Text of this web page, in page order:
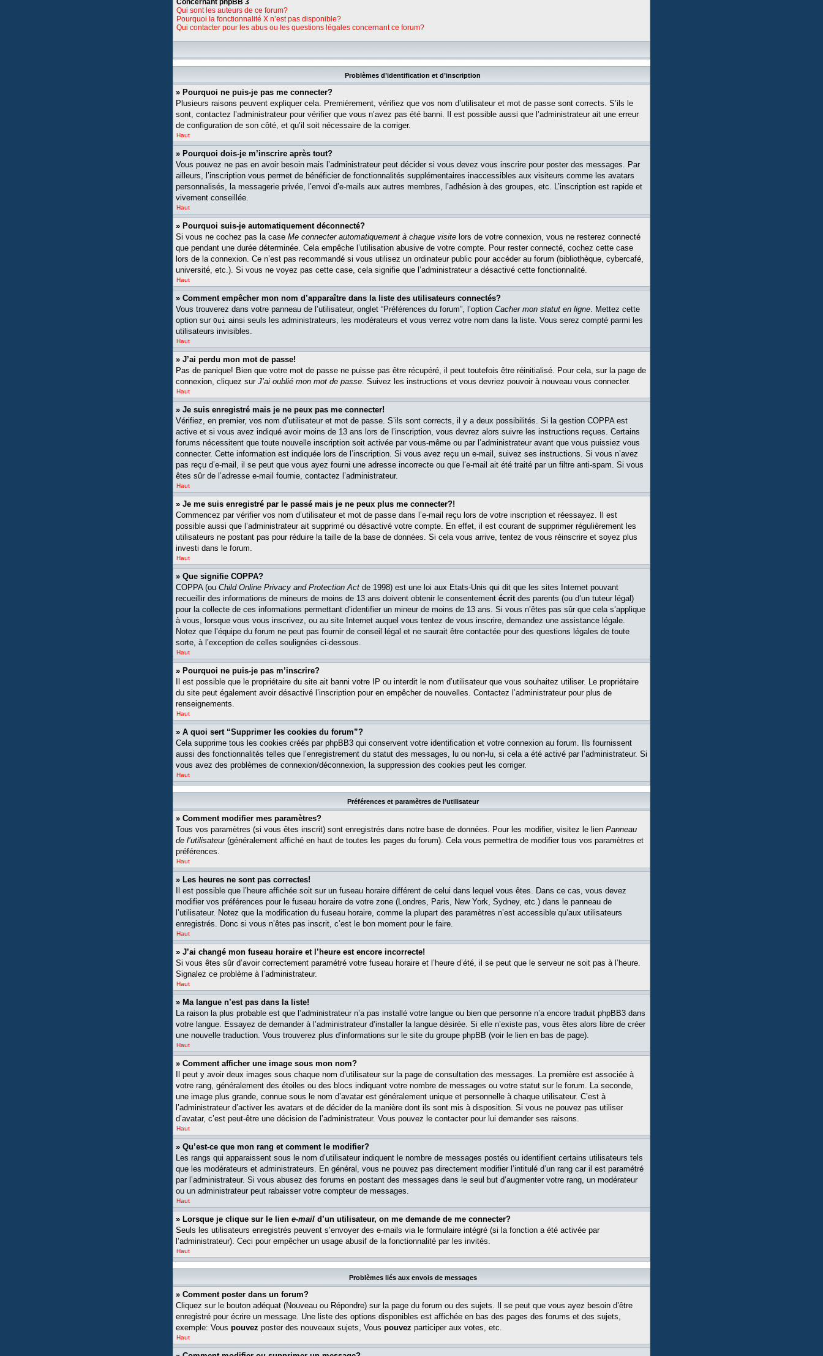
Concernant phpBB 3
Qui sont les auteurs de ce forum?
Pourquoi la fonctionnalité X n’est pas disponible?
Qui contacter pour les abus ou les questions légales concernant ce forum?
Problèmes d’identification et d’inscription
» Pourquoi ne puis-je pas me connecter?
Plusieurs raisons peuvent expliquer cela. Premièrement, vérifiez que vos nom d’utilisateur et mot de passe sont corrects. S’ils le
sont, contactez l’administrateur pour vérifier que vous n’avez pas été banni. Il est possible aussi que l’administrateur ait une erreur
de configuration de son côté, et qu’il soit nécessaire de la corriger.
Haut
» Pourquoi dois-je m’inscrire après tout?
Vous pouvez ne pas en avoir besoin mais l’administrateur peut décider si vous devez vous inscrire pour poster des messages. Par
ailleurs, l’inscription vous permet de bénéficier de fonctionnalités supplémentaires inaccessibles aux visiteurs comme les avatars
personnalisés, la messagerie privée, l’envoi d’e-mails aux autres membres, l’adhésion à des groupes, etc. L’inscription est rapide et
vivement conseillée.
Haut
» Pourquoi suis-je automatiquement déconnecté?
Si vous ne cochez pas la case Me connecter automatiquement à chaque visite lors de votre connexion, vous ne resterez connecté
que pendant une durée déterminée. Cela empêche l’utilisation abusive de votre compte. Pour rester connecté, cochez cette case
lors de la connexion. Ce n’est pas recommandé si vous utilisez un ordinateur public pour accéder au forum (bibliothèque, cybercafé,
université, etc.). Si vous ne voyez pas cette case, cela signifie que l’administrateur a désactivé cette fonctionnalité.
Haut
» Comment empêcher mon nom d’apparaître dans la liste des utilisateurs connectés?
Vous trouverez dans votre panneau de l’utilisateur, onglet “Préférences du forum”, l’option Cacher mon statut en ligne. Mettez cette
option sur Oui ainsi seuls les administrateurs, les modérateurs et vous verrez votre nom dans la liste. Vous serez compté parmi les
utilisateurs invisibles.
Haut
» J’ai perdu mon mot de passe!
Pas de panique! Bien que votre mot de passe ne puisse pas être récupéré, il peut toutefois être réinitialisé. Pour cela, sur la page de
connexion, cliquez sur J’ai oublié mon mot de passe. Suivez les instructions et vous devriez pouvoir à nouveau vous connecter.
Haut
» Je suis enregistré mais je ne peux pas me connecter!
Vérifiez, en premier, vos nom d’utilisateur et mot de passe. S’ils sont corrects, il y a deux possibilités. Si la gestion COPPA est
active et si vous avez indiqué avoir moins de 13 ans lors de l’inscription, vous devrez alors suivre les instructions reçues. Certains
forums nécessitent que toute nouvelle inscription soit activée par vous-même ou par l’administrateur avant que vous puissiez vous
connecter. Cette information est indiquée lors de l’inscription. Si vous avez reçu un e-mail, suivez ses instructions. Si vous n’avez
pas reçu d’e-mail, il se peut que vous ayez fourni une adresse incorrecte ou que l’e-mail ait été traité par un filtre anti-spam. Si vous
êtes sûr de l’adresse e-mail fournie, contactez l’administrateur.
Haut
» Je me suis enregistré par le passé mais je ne peux plus me connecter?!
Commencez par vérifier vos nom d’utilisateur et mot de passe dans l’e-mail reçu lors de votre inscription et réessayez. Il est
possible aussi que l’administrateur ait supprimé ou désactivé votre compte. En effet, il est courant de supprimer régulièrement les
utilisateurs ne postant pas pour réduire la taille de la base de données. Si cela vous arrive, tentez de vous réinscrire et soyez plus
investi dans le forum.
Haut
» Que signifie COPPA?
COPPA (ou Child Online Privacy and Protection Act de 1998) est une loi aux Etats-Unis qui dit que les sites Internet pouvant
recueillir des informations de mineurs de moins de 13 ans doivent obtenir le consentement écritdes parents (ou d’un tuteur légal)
pour la collecte de ces informations permettant d’identifier un mineur de moins de 13 ans. Si vous n’êtes pas sûr que cela s’applique
à vous, lorsque vous vous inscrivez, ou au site Internet auquel vous tentez de vous inscrire, demandez une assistance légale.
Notez que l’équipe du forum ne peut pas fournir de conseil légal et ne saurait être contactée pour des questions légales de toute
sorte, à l’exception de celles soulignées ci-dessous.
Haut
» Pourquoi ne puis-je pas m’inscrire?
Il est possible que le propriétaire du site ait banni votre IP ou interdit le nom d’utilisateur que vous souhaitez utiliser. Le propriétaire
du site peut également avoir désactivé l’inscription pour en empêcher de nouvelles. Contactez l’administrateur pour plus de
renseignements.
Haut
» A quoi sert “Supprimer les cookies du forum”?
Cela supprime tous les cookies créés par phpBB3 qui conservent votre identification et votre connexion au forum. Ils fournissent
aussi des fonctionnalités telles que l’enregistrement du statut des messages, lu ou non-lu, si cela a été activé par l’administrateur. Si
vous avez des problèmes de connexion/déconnexion, la suppression des cookies peut les corriger.
Haut
Préférences et paramètres de l’utilisateur
» Comment modifier mes paramètres?
Tous vos paramètres (si vous êtes inscrit) sont enregistrés dans notre base de données. Pour les modifier, visitez le lien Panneau
de l’utilisateur(généralement affiché en haut de toutes les pages du forum). Cela vous permettra de modifier tous vos paramètres et
préférences.
Haut
» Les heures ne sont pas correctes!
Il est possible que l’heure affichée soit sur un fuseau horaire différent de celui dans lequel vous êtes. Dans ce cas, vous devez
modifier vos préférences pour le fuseau horaire de votre zone (Londres, Paris, New York, Sydney, etc.) dans le panneau de
l’utilisateur. Notez que la modification du fuseau horaire, comme la plupart des paramètres n’est accessible qu’aux utilisateurs
enregistrés. Donc si vous n’êtes pas inscrit, c’est le bon moment pour le faire.
Haut
» J’ai changé mon fuseau horaire et l’heure est encore incorrecte!
Si vous êtes sûr d’avoir correctement paramétré votre fuseau horaire et l’heure d’été, il se peut que le serveur ne soit pas à l’heure.
Signalez ce problème à l’administrateur.
Haut
» Ma langue n’est pas dans la liste!
La raison la plus probable est que l’administrateur n’a pas installé votre langue ou bien que personne n’a encore traduit phpBB3 dans
votre langue. Essayez de demander à l’administrateur d’installer la langue désirée. Si elle n’existe pas, vous êtes alors libre de créer
une nouvelle traduction. Vous trouverez plus d’informations sur le site du groupe phpBB (voir le lien en bas de page).
Haut
» Comment afficher une image sous mon nom?
Il peut y avoir deux images sous chaque nom d’utilisateur sur la page de consultation des messages. La première est associée à
votre rang, généralement des étoiles ou des blocs indiquant votre nombre de messages ou votre statut sur le forum. La seconde,
une image plus grande, connue sous le nom d’avatar est généralement unique et personnelle à chaque utilisateur. C’est à
l’administrateur d’activer les avatars et de décider de la manière dont ils sont mis à disposition. Si vous ne pouvez pas utiliser
d’avatar, c’est peut-être une décision de l’administrateur. Vous pouvez le contacter pour lui demander ses raisons.
Haut
» Qu’est-ce que mon rang et comment le modifier?
Les rangs qui apparaissent sous le nom d’utilisateur indiquent le nombre de messages postés ou identifient certains utilisateurs tels
que les modérateurs et administrateurs. En général, vous ne pouvez pas directement modifier l’intitulé d’un rang car il est paramétré
par l’administrateur. Si vous abusez des forums en postant des messages dans le seul but d’augmenter votre rang, un modérateur
ou un administrateur peut rabaisser votre compteur de messages.
Haut
» Lorsque je clique sur le lien e-mail d’un utilisateur, on me demande de me connecter?
Seuls les utilisateurs enregistrés peuvent s’envoyer des e-mails via le formulaire intégré (si la fonction a été activée par
l’administrateur). Ceci pour empêcher un usage abusif de la fonctionnalité par les invités.
Haut
Problèmes liés aux envois de messages
» Comment poster dans un forum?
Cliquez sur le bouton adéquat (Nouveau ou Répondre) sur la page du forum ou des sujets. Il se peut que vous ayez besoin d’être
enregistré pour écrire un message. Une liste des options disponibles est affichée en bas des pages des forums et des sujets,
exemple: Vous pouvez poster des nouveaux sujets, Vous pouvez participer aux votes, etc.
Haut